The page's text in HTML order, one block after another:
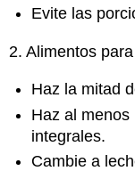
Evite las
2. Alimentos
Haz la mitad
Haz al
integrales.
Cambie a